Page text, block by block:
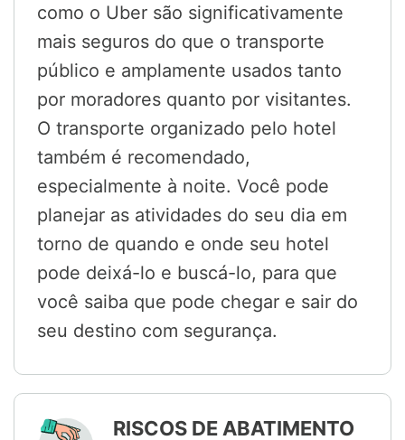
como o Uber são significativamente
mais seguros do que o transporte
público e amplamente usados tanto
por moradores quanto por visitantes.
O transporte organizado pelo hotel
também é recomendado,
especialmente à noite. Você pode
planejar as atividades do seu dia em
torno de quando e onde seu hotel
pode deixá-lo e buscá-lo, para que
você saiba que pode chegar e sair do
seu destino com segurança.
RISCOS DE ABATIMENTO